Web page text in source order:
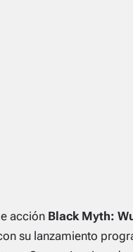
acción Black Myth:
su lanzamiento